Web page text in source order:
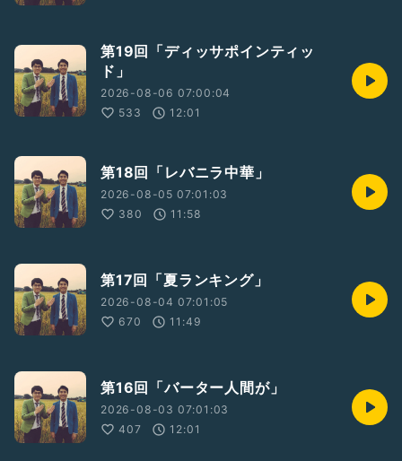
第19回「ディッサポインティッ
ド」
2026-08-06 07:00:04
533
12:01
第18回「レバニラ中華」
2026-08-05 07:01:03
380
11:58
第17回「夏ランキング」
2026-08-04 07:01:05
670
11:49
第16回「バーター人間が」
2026-08-03 07:01:03
407
12:01